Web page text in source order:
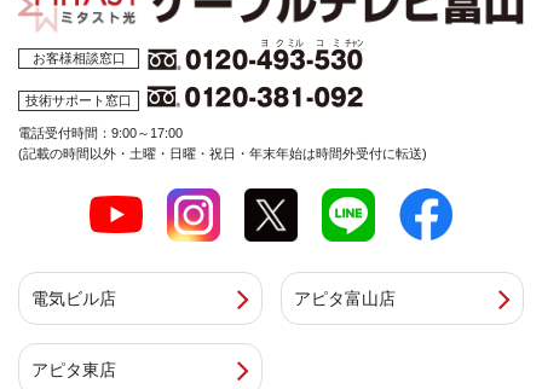
お客様相談窓口
技術サポート窓口
電話受付時間：9:00～17:00
(記載の時間以外・土曜・日曜・祝日・年末年始は時間外受付に転送)
電気ビル店 アピタ富山店
アピタ東店